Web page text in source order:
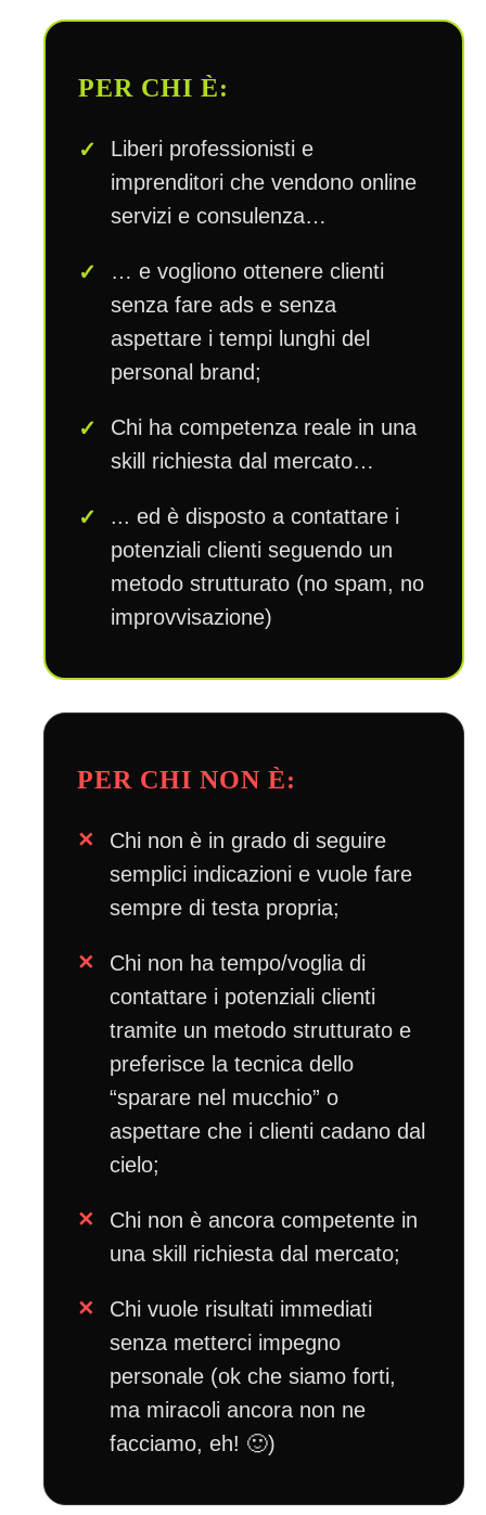
PER CHI È:
Liberi professionisti e
imprenditori che vendono online
servizi e consulenza…
… e vogliono ottenere clienti
senza fare ads e senza
aspettare i tempi lunghi del
personal brand;
Chi ha competenza reale in una
skill richiesta dal mercato…
... ed è disposto a contattare i
potenziali clienti seguendo un
metodo strutturato (no spam, no
improvvisazione)
PER CHI NON È:
Chi non è in grado di seguire
semplici indicazioni e vuole fare
sempre di testa propria;
Chi non ha tempo/voglia di
contattare i potenziali clienti
tramite un metodo strutturato e
preferisce la tecnica dello
“sparare nel mucchio” o
aspettare che i clienti cadano dal
cielo;
Chi non è ancora competente in
una skill richiesta dal mercato;
Chi vuole risultati immediati
senza metterci impegno
personale (ok che siamo forti,
ma miracoli ancora non ne
facciamo, eh! 🙂)